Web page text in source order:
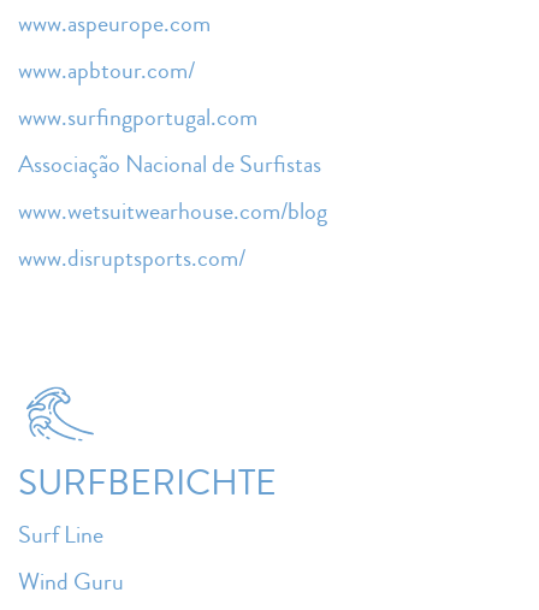
www.aspeurope.com
www.apbtour.com/
www.surfingportugal.com
Associação Nacional de Surfistas
www.wetsuitwearhouse.com/blog
www.disruptsports.com/
SURFBERICHTE
Surf Line
Wind Guru